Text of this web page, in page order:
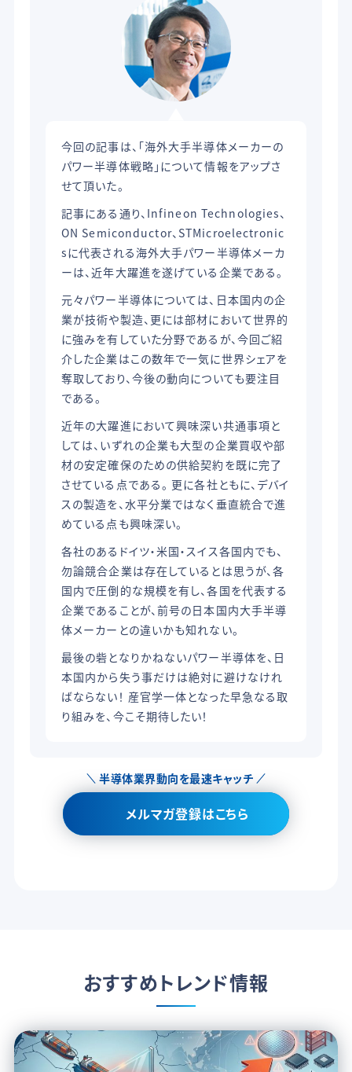
今回の記事は、「海外大手半導体メーカーの
パワー半導体戦略」について情報をアップさ
せて頂いた。
記事にある通り、Infineon Technologies、
ON Semiconductor、STMicroelectronic
sに代表される海外大手パワー半導体メーカ
ーは、近年大躍進を遂げている企業である。
元々パワー半導体については、日本国内の企
業が技術や製造、更には部材において世界的
に強みを有していた分野であるが、今回ご紹
介した企業はこの数年で一気に世界シェアを
奪取しており、今後の動向についても要注目
である。
近年の大躍進において興味深い共通事項と
しては、いずれの企業も大型の企業買収や部
材の安定確保のための供給契約を既に完了
させている点である。 更に各社ともに、デバイ
スの製造を、水平分業ではなく垂直統合で進
めている点も興味深い。
各社のあるドイツ・米国・スイス各国内でも、
勿論競合企業は存在しているとは思うが、各
国内で圧倒的な規模を有し、各国を代表する
企業であることが、前号の日本国内大手半導
体メーカーとの違いかも知れない。
最後の砦となりかねないパワー半導体を、日
本国内から失う事だけは絶対に避けなけれ
ばならない！ 産官学一体となった早急なる取
り組みを、今こそ期待したい！
半導体業界動向を最速キャッチ
メルマガ登録はこちら
おすすめトレンド情報